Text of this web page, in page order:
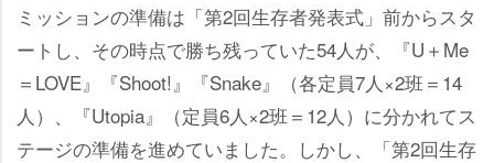
ミッションの準備は「第2回生存者発表式」前からスタ
ートし、その時点で勝ち残っていた54人が、『U＋Me
＝LOVE』『Shoot!』『Snake』（各定員7人×2班＝14
人）、『Utopia』（定員6人×2班＝12人）に分かれてス
テージの準備を進めていました。しかし、「第2回生存